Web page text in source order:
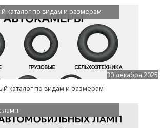
каталог по видам и размерам
30 декабря 2025
каталог по видам и размерам
ламп